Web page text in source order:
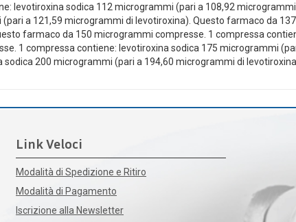
levotiroxina sodica 112 microgrammi (pari a 108,92
a 121,59 microgrammi di levotiroxina). Questo farmaco da
farmaco da 150 microgrammi compresse. 1 compressa
1 compressa contiene: levotiroxina sodica 175 microgrammi
200 microgrammi (pari a 194,60 microgrammi di
Link Veloci
Modalità di Spedizione e Ritiro
Modalità di Pagamento
Iscrizione alla Newsletter